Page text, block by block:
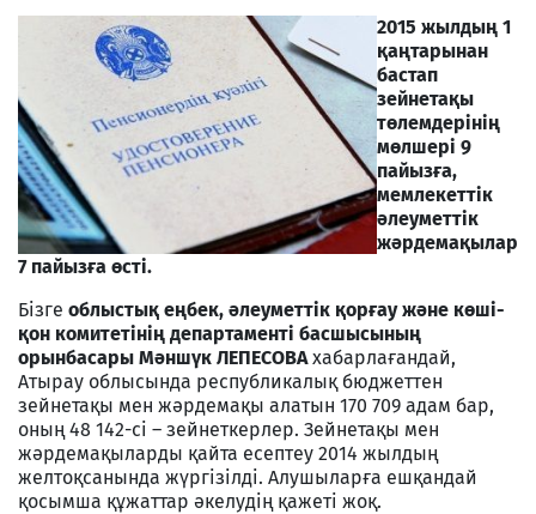
2015 жылдың 1
қаңтарынан
бастап
зейнетақы
төлемдерінің
мөлшері 9
пайызға,
мемлекеттік
әлеуметтік
жәрдемақылар
7 пайызға өсті.
Бізге облыстық еңбек, әлеуметтік қорғау және көші-
қон комитетінің департаменті басшысының
орынбасары Мәншүк ЛЕПЕСОВАхабарлағандай,
Атырау облысында республикалық бюджеттен
зейнетақы мен жәрдемақы алатын 170 709 адам бар,
оның 48 142-сі – зейнеткерлер. Зейнетақы мен
жәрдемақыларды қайта есептеу 2014 жылдың
желтоқсанында жүргізілді. Алушыларға ешқандай
қосымша құжаттар әкелудің қажеті жоқ.